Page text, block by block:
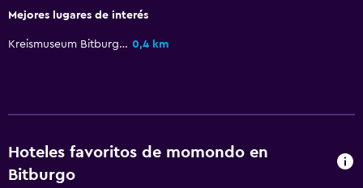
Estacionamiento gratuito
Estacionamiento privado
Mejores lugares de interés
Kreismuseum Bitburg Prüm 0,4 km
Hoteles favoritos de momondo en
Bitburgo